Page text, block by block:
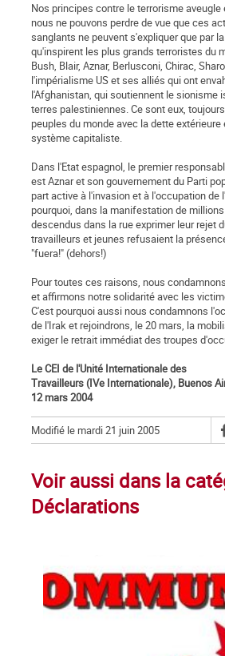
Nos principes contre le terrorisme aveugle
nous ne pouvons perdre de vue que ces
sanglants ne peuvent s'expliquer que par
qu'inspirent les plus grands terroristes du
Bush, Blair, Aznar, Berlusconi, Chirac,
l'impérialisme US et ses alliés qui ont
l'Afghanistan, qui soutiennent le sionisme
terres palestiniennes. Ce sont eux,
peuples du monde avec la dette
système capitaliste.
Dans l'Etat espagnol, le premier
est Aznar et son gouvernement du Parti
part active à l'invasion et à l'occupation de
pourquoi, dans la manifestation de
descendus dans la rue exprimer leur rejet
travailleurs et jeunes refusaient la
"fuera!" (dehors!)
Pour toutes ces raisons, nous
et affirmons notre solidarité avec les
C'est pourquoi aussi nous condamnons
de l'Irak et rejoindrons, le 20 mars, la
exiger le retrait immédiat des troupes
Le CEI de l'Unité Internationale des
Travailleurs (IVe Internationale), Buenos
12 mars 2004
Modifié le mardi 21 juin 2005
Voir aussi dans la
Déclarations